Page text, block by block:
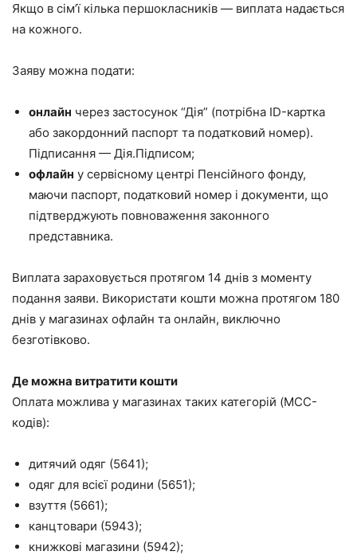
Якщо в сім’ї кілька першокласників — виплата надається
на кожного.
Заяву можна подати:
онлайн через застосунок “Дія” (потрібна ID-картка
або закордонний паспорт та податковий номер).
Підписання — Дія.Підписом;
офлайн у сервісному центрі Пенсійного фонду,
маючи паспорт, податковий номер і документи, що
підтверджують повноваження законного
представника.
Виплата зараховується протягом 14 днів з моменту
подання заяви. Використати кошти можна протягом 180
днів у магазинах офлайн та онлайн, виключно
безготівково.
Де можна витратити кошти
Оплата можлива у магазинах таких категорій (MCC-
кодів):
дитячий одяг (5641);
одяг для всієї родини (5651);
взуття (5661);
канцтовари (5943);
книжкові магазини (5942);